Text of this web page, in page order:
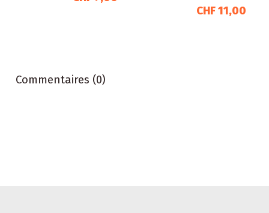
CHF 11,00
Commentaires (0)